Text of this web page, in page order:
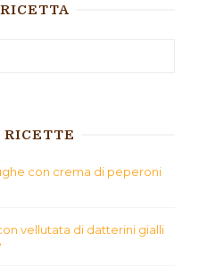
con crema di peperoni
vellutata di datterini gialli